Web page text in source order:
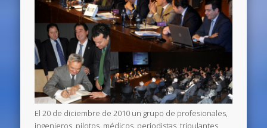
El 20 de diciembre de 2010 un grupo de profesionales,
ingenieros, pilotos, médicos, periodistas, tripulantes,